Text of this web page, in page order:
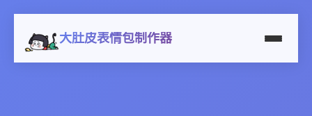
大肚皮表情包制作器